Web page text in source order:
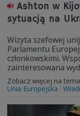
Ashton w
sytuacją na
Wizyta szefowej
Parlamentu
członkowskimi.
zainteresowana
Zobacz więcej na
Unia Europejska